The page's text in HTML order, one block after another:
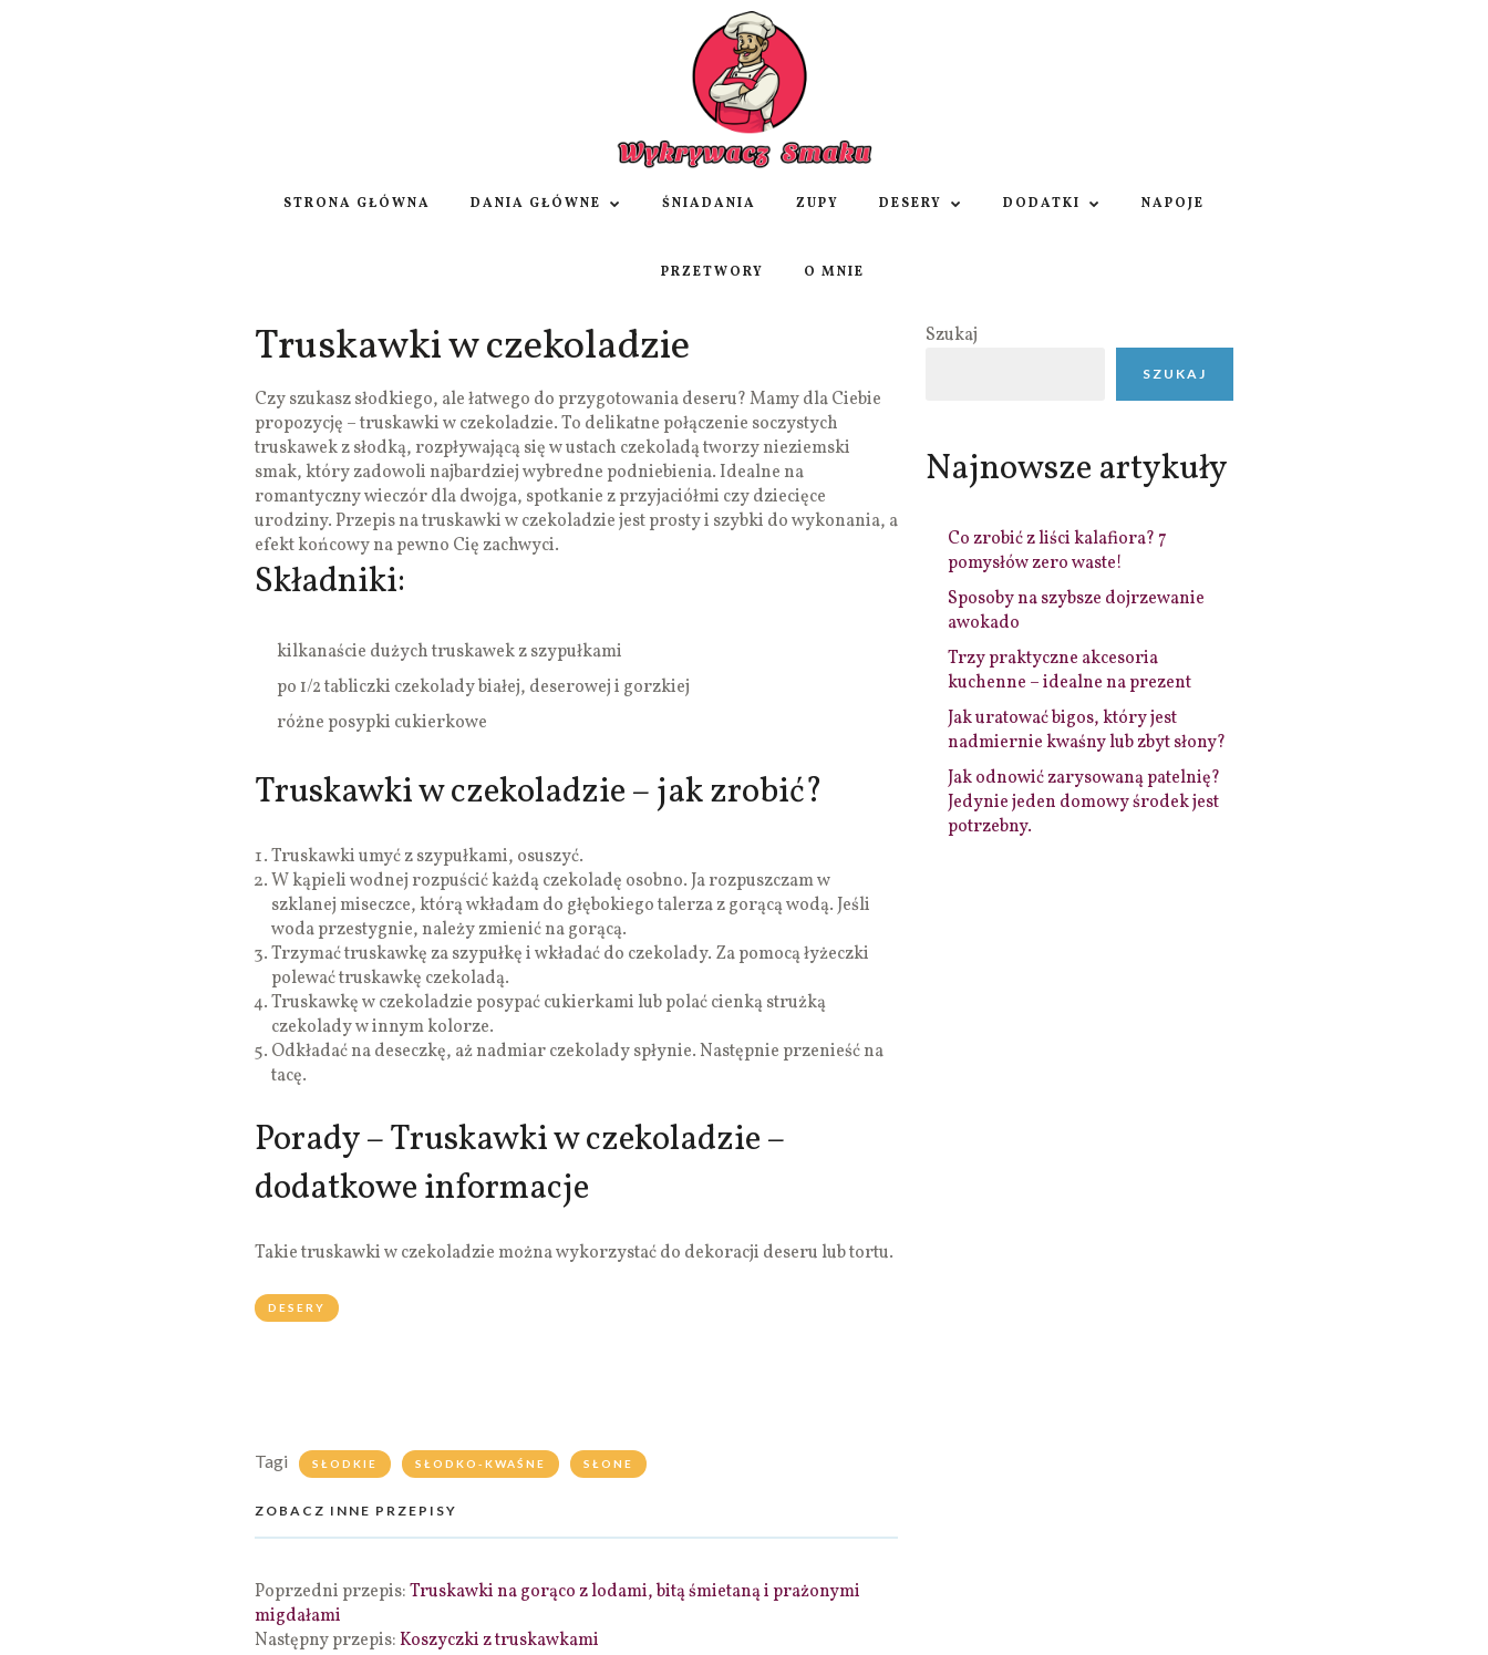
STRONA GŁÓWNA DANIA GŁÓWNE ŚNIADANIA ZUPY DESERY DODATKI NAPOJE
PRZETWORY O MNIE
Truskawki w czekoladzie
Czy szukasz słodkiego, ale łatwego do przygotowania deseru? Mamy dla Ciebie
propozycję – truskawki w czekoladzie. To delikatne połączenie soczystych
truskawek z słodką, rozpływającą się w ustach czekoladą tworzy nieziemski
smak, który zadowoli najbardziej wybredne podniebienia. Idealne na
romantyczny wieczór dla dwojga, spotkanie z przyjaciółmi czy dziecięce
urodziny. Przepis na truskawki w czekoladzie jest prosty i szybki do wykonania, a
efekt końcowy na pewno Cię zachwyci.
Składniki:
kilkanaście dużych truskawek z szypułkami
po 1/2 tabliczki czekolady białej, deserowej i gorzkiej
różne posypki cukierkowe
Truskawki w czekoladzie – jak zrobić?
Truskawki umyć z szypułkami, osuszyć.
W kąpieli wodnej rozpuścić każdą czekoladę osobno. Ja rozpuszczam w
szklanej miseczce, którą wkładam do głębokiego talerza z gorącą wodą. Jeśli
woda przestygnie, należy zmienić na gorącą.
Trzymać truskawkę za szypułkę i wkładać do czekolady. Za pomocą łyżeczki
polewać truskawkę czekoladą.
Truskawkę w czekoladzie posypać cukierkami lub polać cienką strużką
czekolady w innym kolorze.
Odkładać na deseczkę, aż nadmiar czekolady spłynie. Następnie przenieść na
tacę.
Porady – Truskawki w czekoladzie –
dodatkowe informacje
Takie truskawki w czekoladzie można wykorzystać do dekoracji deseru lub tortu.
DESERY
Tagi SŁODKIE SŁODKO-KWAŚNE SŁONE
ZOBACZ INNE PRZEPISY
Poprzedni przepis:Truskawki na gorąco z lodami, bitą śmietaną i prażonymi
migdałami
Następny przepis:Koszyczki z truskawkami
Szukaj
SZUKAJ
Najnowsze artykuły
Co zrobić z liści kalafiora? 7
pomysłów zero waste!
Sposoby na szybsze dojrzewanie
awokado
Trzy praktyczne akcesoria
kuchenne – idealne na prezent
Jak uratować bigos, który jest
nadmiernie kwaśny lub zbyt słony?
Jak odnowić zarysowaną patelnię?
Jedynie jeden domowy środek jest
potrzebny.